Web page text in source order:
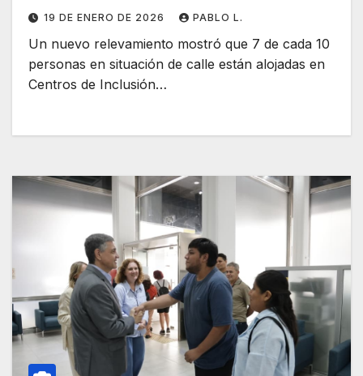
19 DE ENERO DE 2026 PABLO L.
Un nuevo relevamiento mostró que 7 de cada 10
personas en situación de calle están alojadas en
Centros de Inclusión…